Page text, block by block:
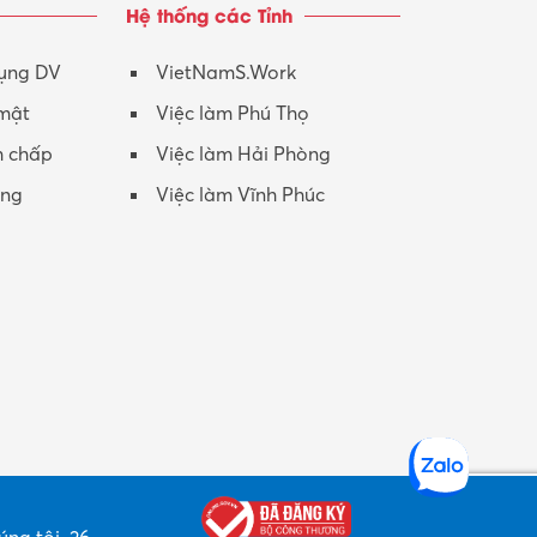
Nhân viên CSKH
Phục vụ khác
Promotion Girl (PG)
DV
chấp
Hệ thống các Tỉnh
VietNamS.Work
Việc làm Phú Thọ
Việc làm Hải Phòng
Việc làm Vĩnh Phúc